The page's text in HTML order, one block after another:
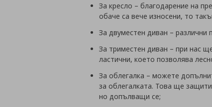
За кресло – благодарение на
обаче са вече износени, то
За двуместен диван –
За триместен диван – при нас
ластични, което позволява
За облегалка – можете
за облегалката. Това ще
но допълващи се;